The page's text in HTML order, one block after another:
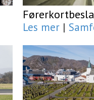
Les mer |